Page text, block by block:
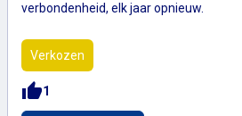
verbondenheid, elk jaar opnieuw.
Verkozen
thumb_up1